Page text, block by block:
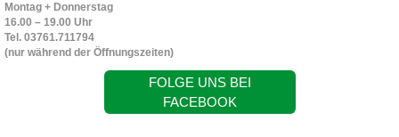
Montag + Donnerstag
16.00 – 19.00 Uhr
Tel. 03761.711794
(nur während der Öffnungszeiten)
FOLGE UNS BEI
FACEBOOK